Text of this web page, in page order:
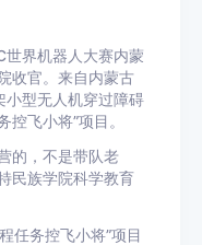
界机器人大赛内蒙
收官。来自内蒙古
小型无人机穿过障碍
飞小将”项目。
的，不是带队老
民族学院科学教育
任务控飞小将”项目